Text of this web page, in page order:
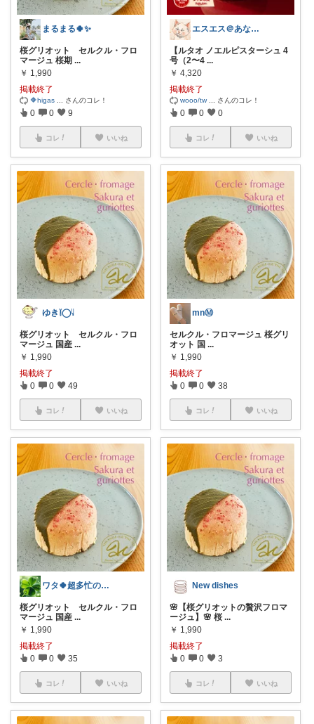
まるまる🍀✨
桜グリオット セルクル・フロ
マージュ 桜期 ...
￥ 1,990
掲載終了
🔶higas さんのコレ！
0 0 9
コレ いいね
ゆき‎𓌉◯𓇋
桜グリオット セルクル・フロ
マージュ 国産 ...
￥ 1,990
掲載終了
0 0 49
コレ いいね
ワタ🍀超多忙の為御礼遅💦🙏🐌
桜グリオット セルクル・フロ
マージュ 国産 ...
￥ 1,990
掲載終了
0 0 35
コレ いいね
エスエス＠あなた様に幸あれ
【ルタオ ノエルピスターシュ 4
号（2〜4 ...
￥ 4,320
掲載終了
wooo/tw さんのコレ！
0 0 0
コレ いいね
mnⓂ︎
セルクル・フロマージュ 桜グリ
オット 国 ...
￥ 1,990
掲載終了
0 0 38
コレ いいね
New dishes
🌸【桜グリオットの贅沢フロマ
ージュ】🌸 桜 ...
￥ 1,990
掲載終了
0 0 3
コレ いいね